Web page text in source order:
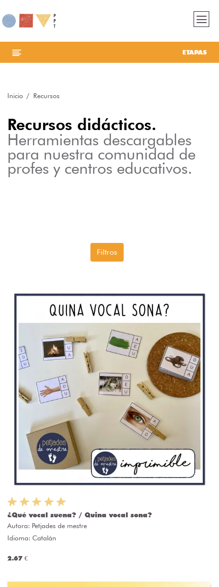
ETAPAS
Inicio Recursos
Recursos didácticos.
Herramientas descargables
para nuestra comunidad de
profes y centros educativos.
Filtros
¿Qué vocal suena? / Quina vocal sona?
Autora: Petjades de mestre
Idioma: Catalán
2.67 €